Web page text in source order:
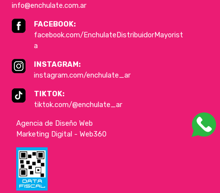
info@enchulate.com.ar
FACEBOOK:
facebook.com/EnchulateDistribuidorMayorist
a
INSTAGRAM:
instagram.com/enchulate_ar
TIKTOK:
tiktok.com/@enchulate_ar
Agencia de Diseño Web
Marketing Digital - Web360